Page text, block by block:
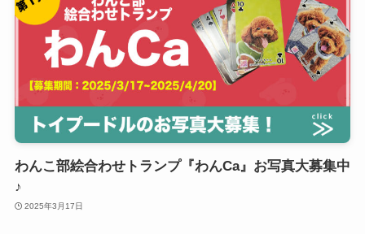
わんこ部絵合わせトランプ『わんCa』お写真大募集中
♪
2025年3月17日